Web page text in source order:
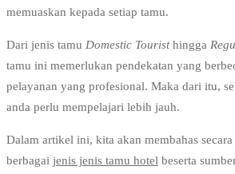
memuaskan kepada setiap tamu.
Dari jenis tamu Domestic Touristhingga
tamu ini memerlukan pendekatan yang
pelayanan yang profesional. Maka dari itu,
anda perlu mempelajari lebih jauh.
Dalam artikel ini, kita akan membahas
berbagai jenis jenis tamu hotel beserta